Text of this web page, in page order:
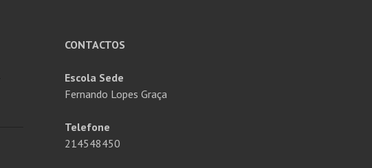
CONTACTOS
Escola Sede
Fernando Lopes Graça
Telefone
214548450